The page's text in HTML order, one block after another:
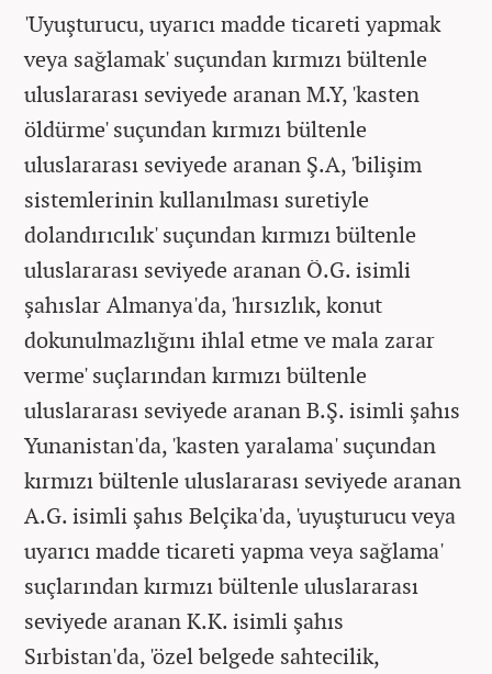
'Uyuşturucu, uyarıcı madde ticareti yapmak
veya sağlamak' suçundan kırmızı bültenle
uluslararası seviyede aranan M.Y, 'kasten
öldürme' suçundan kırmızı bültenle
uluslararası seviyede aranan Ş.A, 'bilişim
sistemlerinin kullanılması suretiyle
dolandırıcılık' suçundan kırmızı bültenle
uluslararası seviyede aranan Ö.G. isimli
şahıslar Almanya'da, 'hırsızlık, konut
dokunulmazlığını ihlal etme ve mala zarar
verme' suçlarından kırmızı bültenle
uluslararası seviyede aranan B.Ş. isimli şahıs
Yunanistan'da, 'kasten yaralama' suçundan
kırmızı bültenle uluslararası seviyede aranan
A.G. isimli şahıs Belçika'da, 'uyuşturucu veya
uyarıcı madde ticareti yapma veya sağlama'
suçlarından kırmızı bültenle uluslararası
seviyede aranan K.K. isimli şahıs
Sırbistan'da, 'özel belgede sahtecilik,